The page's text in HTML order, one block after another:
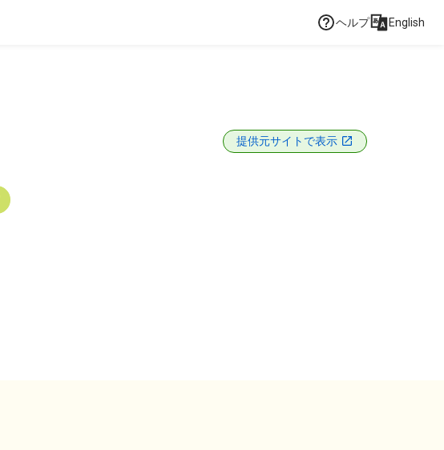
ヘルプ English
提供元サイトで表示